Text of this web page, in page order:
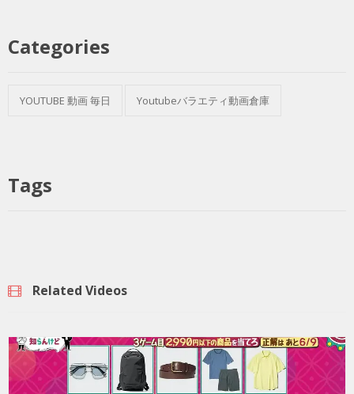
Categories
YOUTUBE 動画 毎日 Youtubeバラエティ動画倉庫
Tags
Related Videos